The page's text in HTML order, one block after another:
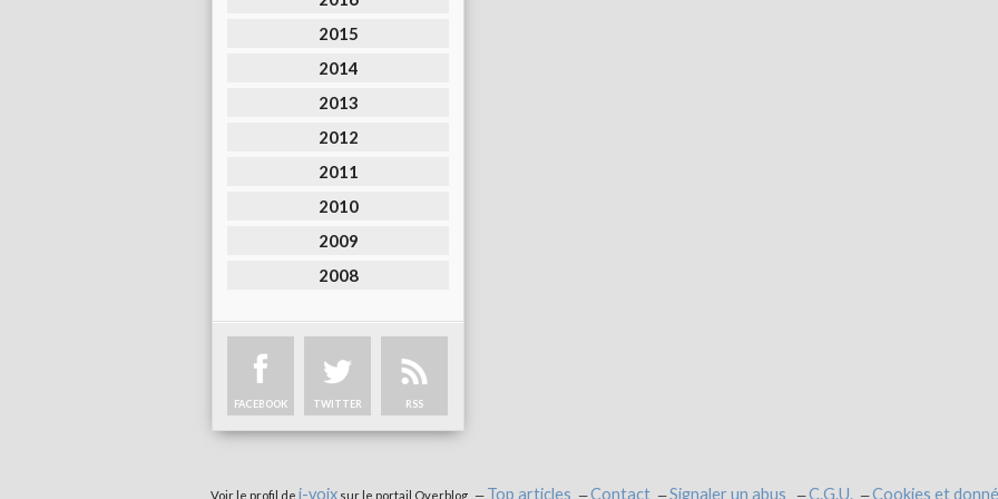
2015
2014
2013
2012
2011
2010
2009
2008
FACEBOOK TWITTER RSS
Voir le profil de i-voixsur le portail Overblog Top articles Contact Signaler un abus C.G.U. Cookies et